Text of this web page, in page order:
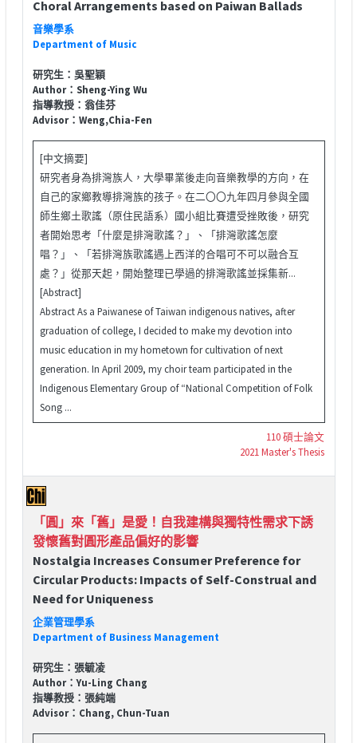
Choral Arrangements based on Paiwan Ballads
音樂學系
Department of Music
研究生：吳聖穎
Author：Sheng-Ying Wu
指導教授：翁佳芬
Advisor：Weng,Chia-Fen
[中文摘要]
研究者身為排灣族人，大學畢業後走向音樂教學的方向，在
自己的家鄉教導排灣族的孩子。在二〇〇九年四月參與全國
師生鄉土歌謠（原住民語系）國小組比賽遭受挫敗後，研究
者開始思考「什麼是排灣歌謠？」、「排灣歌謠怎麼
唱？」、「若排灣族歌謠遇上西洋的合唱可不可以融合互
處？」從那天起，開始整理已學過的排灣歌謠並採集新...
[Abstract]
Abstract As a Paiwanese of Taiwan indigenous natives, after
graduation of college, I decided to make my devotion into
music education in my hometown for cultivation of next
generation. In April 2009, my choir team participated in the
Indigenous Elementary Group of “National Competition of Folk
Song ...
110 碩士論文
2021 Master's Thesis
「圓」來「舊」是愛！自我建構與獨特性需求下誘
發懷舊對圓形產品偏好的影響
Nostalgia Increases Consumer Preference for
Circular Products: Impacts of Self-Construal and
Need for Uniqueness
企業管理學系
Department of Business Management
研究生：張毓凌
Author：Yu-Ling Chang
指導教授：張純端
Advisor：Chang, Chun-Tuan